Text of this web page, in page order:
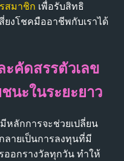
สมาชิก เพื่อรับสิทธิ
ยงโชคมืออาชีพกับเราได้
ะคัดสรรตัวเลข
นะในระยะยาว
หลักการจะช่วยเปลี่ยน
ลายเป็นการลงทุนที่มี
ออกรางวัลทุกวัน ทำให้